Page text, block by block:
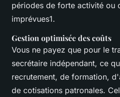
périodes de forte activité ou
imprévues1.
Gestion optimisée des coûts
Vous ne payez que pour le
secrétaire indépendant, ce
recrutement, de formation,
de cotisations patronales.